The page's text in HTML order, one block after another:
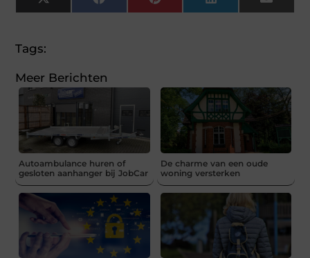
X
(Twitter)
FacebookPinterestLinkedInEmail
Tags:
Meer Berichten
Autoambulance huren of
gesloten aanhanger bij JobCar
De charme van een oude
woning versterken